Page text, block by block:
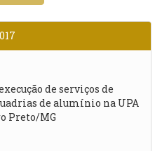
de serviços de
de alumínio na UPA
Preto/MG​